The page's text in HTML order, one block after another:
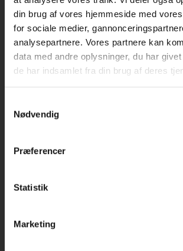
din brug af vores hjemmeside med
for sociale medier,
analysepartnere. Vores partnere kan
data med andre oplysninger, du har
de har indsamlet fra din brug af deres
Nødvendig
Præferencer
Statistik
Marketing
Hør om at være tjener- og kokkeelev